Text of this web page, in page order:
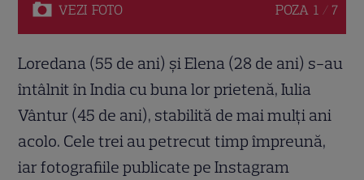
VEZI FOTO POZA 1 / 7
Loredana (55 de ani) și Elena (28 de ani) s-au
întâlnit în India cu buna lor prietenă, Iulia
Vântur (45 de ani), stabilită de mai mulți ani
acolo. Cele trei au petrecut timp împreună,
iar fotografiile publicate pe Instagram